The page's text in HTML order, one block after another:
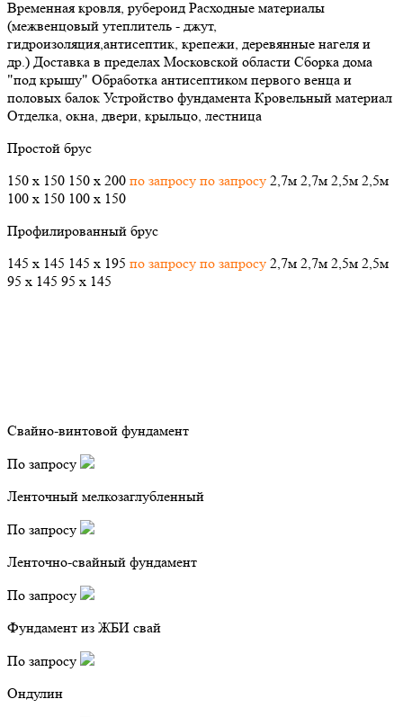
Временная кровля, рубероид Расходные материалы
(межвенцовый утеплитель - джут,
гидроизоляция,антисептик, крепежи, деревянные нагеля и
др.) Доставка в пределах Московской области Сборка дома
"под крышу" Обработка антисептиком первого венца и
половых балок Устройство фундамента Кровельный материал
Отделка, окна, двери, крыльцо, лестница
Простой брус
150 х 150 150 х 200 по запросу по запросу 2,7м 2,7м 2,5м 2,5м
100 х 150 100 х 150
Профилированный брус
145 х 145 145 х 195 по запросу по запросу 2,7м 2,7м 2,5м 2,5м
95 х 145 95 х 145
Свайно-винтовой фундамент
По запросу
Ленточный мелкозаглубленный
По запросу
Ленточно-свайный фундамент
По запросу
Фундамент из ЖБИ свай
По запросу
Ондулин